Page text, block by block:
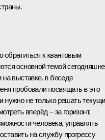
к квантовым
основной темой
на выставке, в беседе
пробовали посвящать в это
нужно не только решать
вперёд – за горизонт,
человека, управлять
на службу прогрессу